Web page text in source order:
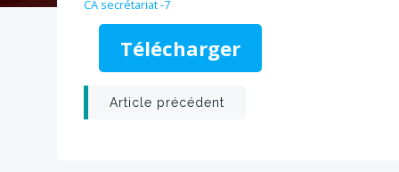
CA secrétariat -7
Télécharger
Post
Article précédent